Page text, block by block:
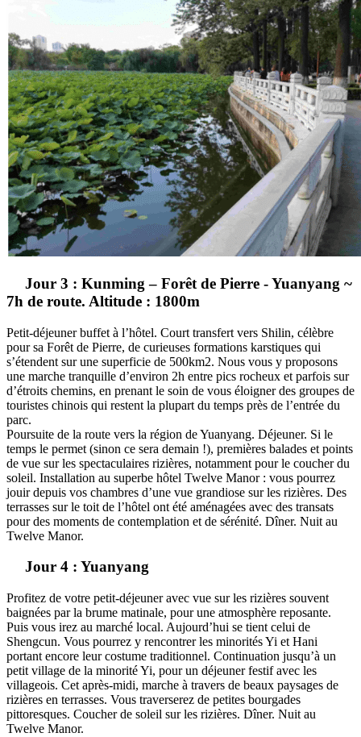
Jour 3 : Kunming – Forêt de Pierre - Yuanyang ~
7h de route. Altitude : 1800m
Petit-déjeuner buffet à l’hôtel. Court transfert vers Shilin, célèbre
pour sa Forêt de Pierre, de curieuses formations karstiques qui
s’étendent sur une superficie de 500km2. Nous vous y proposons
une marche tranquille d’environ 2h entre pics rocheux et parfois sur
d’étroits chemins, en prenant le soin de vous éloigner des groupes de
touristes chinois qui restent la plupart du temps près de l’entrée du
parc.
Poursuite de la route vers la région de Yuanyang. Déjeuner. Si le
temps le permet (sinon ce sera demain !), premières balades et points
de vue sur les spectaculaires rizières, notamment pour le coucher du
soleil. Installation au superbe hôtel Twelve Manor : vous pourrez
jouir depuis vos chambres d’une vue grandiose sur les rizières. Des
terrasses sur le toit de l’hôtel ont été aménagées avec des transats
pour des moments de contemplation et de sérénité. Dîner. Nuit au
Twelve Manor.
Jour 4 : Yuanyang
Profitez de votre petit-déjeuner avec vue sur les rizières souvent
baignées par la brume matinale, pour une atmosphère reposante.
Puis vous irez au marché local. Aujourd’hui se tient celui de
Shengcun. Vous pourrez y rencontrer les minorités Yi et Hani
portant encore leur costume traditionnel. Continuation jusqu’à un
petit village de la minorité Yi, pour un déjeuner festif avec les
villageois. Cet après-midi, marche à travers de beaux paysages de
rizières en terrasses. Vous traverserez de petites bourgades
pittoresques. Coucher de soleil sur les rizières. Dîner. Nuit au
Twelve Manor.